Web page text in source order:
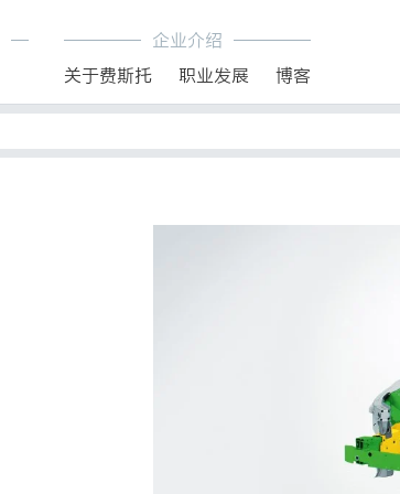
企业介绍
关于费斯托
职业发展 博客